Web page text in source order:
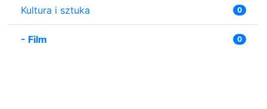
Kultura i sztuka 0
- Film 0